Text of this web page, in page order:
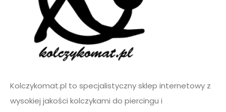
Kolczykomat.pl to specjalistyczny sklep internetowy z
wysokiej jakości kolczykami do piercingu i